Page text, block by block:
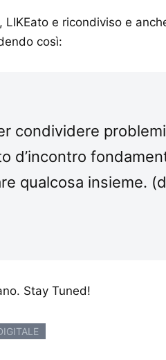
LIKEato e ricondiviso e
così:
condividere
d’incontro
qualcosa insieme.
Stay Tuned!